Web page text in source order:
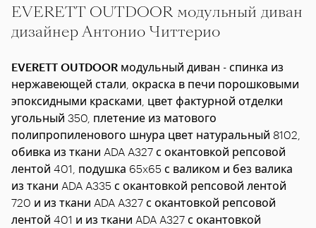
EVERETT OUTDOOR модульный диван
дизайнер Антонио Читтерио
EVERETT OUTDOOR модульный диван - спинка из
нержавеющей стали, окраска в печи порошковыми
эпоксидными красками, цвет фактурной отделки
угольный 350, плетение из матового
полипропиленового шнура цвет натуральный 8102,
обивка из ткани ADA A327 с окантовкой репсовой
лентой 401, подушка 65x65 с валиком и без валика
из ткани ADA A335 с окантовкой репсовой лентой
720 и из ткани ADA A327 с окантовкой репсовой
лентой 401 и из ткани ADA A327 с окантовкой